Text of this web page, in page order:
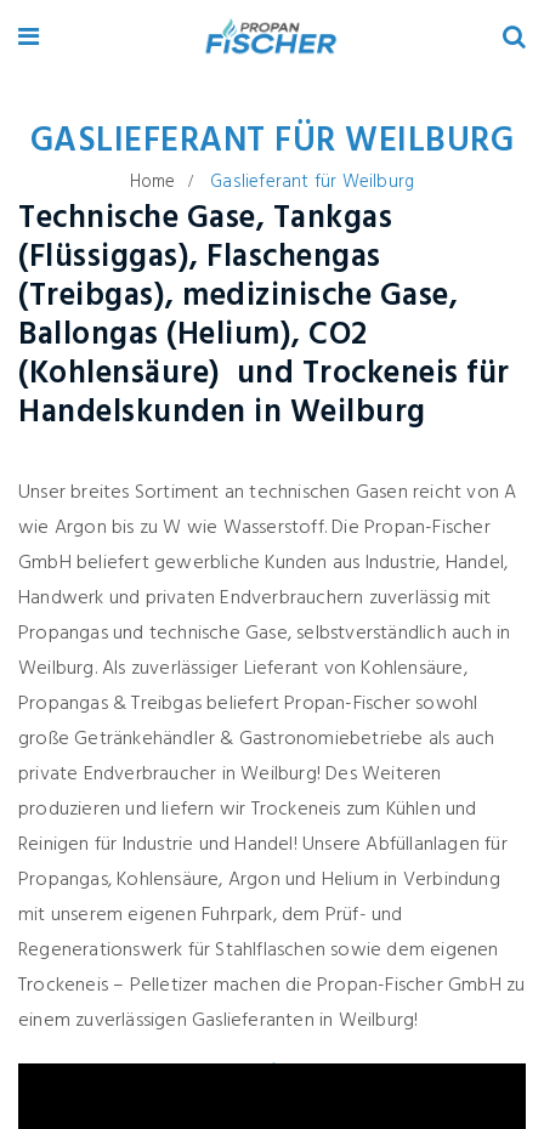
GASLIEFERANT FÜR WEILBURG
Home Gaslieferant für Weilburg
Technische Gase, Tankgas
(Flüssiggas), Flaschengas
(Treibgas), medizinische Gase,
Ballongas (Helium), CO2
(Kohlensäure) und Trockeneis für
Handelskunden in Weilburg
Unser breites Sortiment an technischen Gasen reicht von A
wie Argon bis zu W wie Wasserstoff. Die Propan-Fischer
GmbH beliefert gewerbliche Kunden aus Industrie, Handel,
Handwerk und privaten Endverbrauchern zuverlässig mit
Propangas und technische Gase, selbstverständlich auch in
Weilburg. Als zuverlässiger Lieferant von Kohlensäure,
Propangas & Treibgas beliefert Propan-Fischer sowohl
große Getränkehändler & Gastronomiebetriebe als auch
private Endverbraucher in Weilburg! Des Weiteren
produzieren und liefern wir Trockeneis zum Kühlen und
Reinigen für Industrie und Handel! Unsere Abfüllanlagen für
Propangas, Kohlensäure, Argon und Helium in Verbindung
mit unserem eigenen Fuhrpark, dem Prüf- und
Regenerationswerk für Stahlflaschen sowie dem eigenen
Trockeneis – Pelletizer machen die Propan-Fischer GmbH zu
einem zuverlässigen Gaslieferanten in Weilburg!
SAUBER & SICHER mit GASEN von